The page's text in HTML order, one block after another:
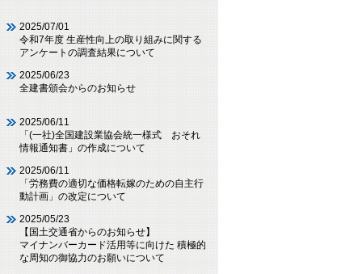
2025/07/01
令和7年度 生産性向上の取り組みに関する
アンケートの調査結果について
2025/06/23
全建書頒会からのお知らせ
2025/06/11
「(一社)全国建設業協会統一様式 おそれ
情報通知書」の作成について
2025/06/11
「労務費の適切な価格転嫁のための自主行
動計画」の改定について
2025/05/23
【国土交通省からのお知らせ】
マイナンバーカード活用等に向けた 積極的
な周知の御協力のお願いについて